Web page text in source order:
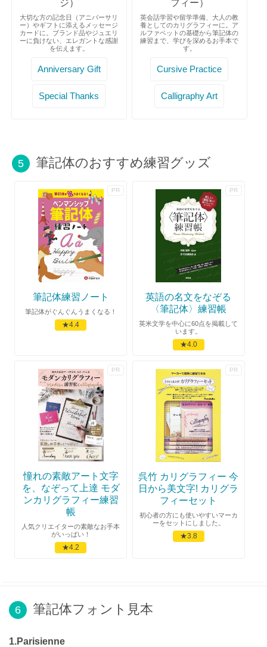
ジ）
大切な方の記念日（アニバーサリ
ー）やギフトに添えるメッセージ
カードに。ブランド品やジュエリ
ーに負けない、エレガントな感謝
を伝えます。
Anniversary Gift
Special Thanks
フィー）
英会話学習や留学準備、大人の教
養としてのカリグラフィーに。ア
ルファベットの基礎から筆記体の
練習まで、学びを深めるお手本で
す。
Cursive Practice
Calligraphy Art
5 筆記体のおすすめ練習グッズ
筆記体練習ノート
筆記体がぐんぐんうまくなる！
★4.4
英語の名文をなぞる
〈筆記体〉練習帳
英米文学を中心に60点を掲載して
います。
★4.0
憧れの素敵アート文字
を、なぞって上達 モダ
ンカリグラフィー練習
帳
人気クリエイターの素敵なお手本
がいっぱい！
★4.2
呉竹 カリグラフィー 今
日から美文字! カリグラ
フィーセット
初心者の方にも使いやすいマーカ
ーをセットにしました。
★3.8
6 筆記体フォント見本
1.Parisienne